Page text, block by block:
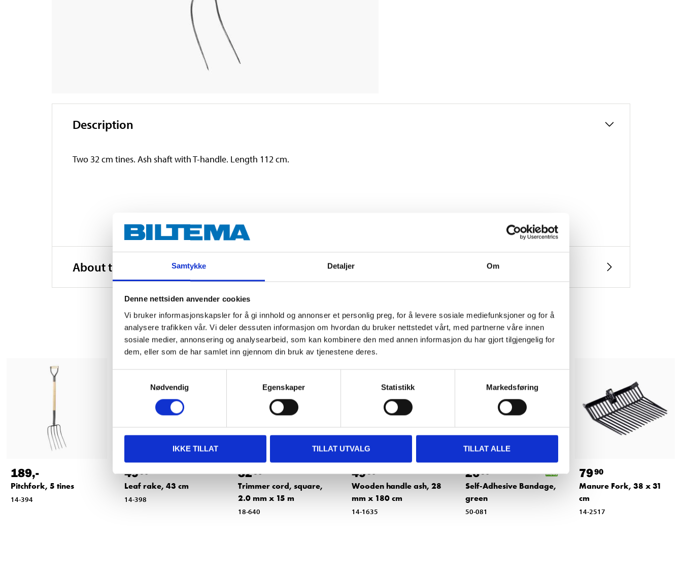
Samtykke Detaljer Om
Denne nettsiden anvender cookies
Vi bruker informasjonskapsler for å gi innhold og annonser et personlig preg, for å levere sosiale mediefunksjoner og for å
analysere trafikken vår. Vi deler dessuten informasjon om hvordan du bruker nettstedet vårt, med partnerne våre innen
sosiale medier, annonsering og analysearbeid, som kan kombinere den med annen informasjon du har gjort tilgjengelig for
dem, eller som de har samlet inn gjennom din bruk av tjenestene deres.
Nødvendig
Egenskaper Statistikk Markedsføring
IKKE TILLAT TILLAT UTVALG TILLAT ALLE
Description
Two 32 cm tines. Ash shaft with T-handle. Length 112 cm.
About the manufacturer
Other customers also bought
189,-
Pitchfork, 5 tines
14-394
4990
Leaf rake, 43 cm
14-398
3290
Trimmer cord, square,
2.0 mm x 15 m
18-640
4990
Wooden handle ash, 28
mm x 180 cm
14-1635
2690
Self-Adhesive Bandage,
green
50-081
7990
Manure Fork, 38 x 31
cm
14-2517